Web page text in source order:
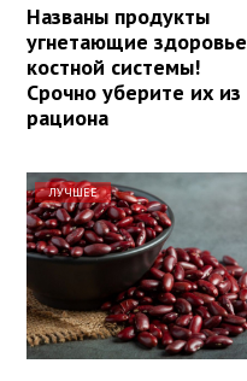
Названы продукты
угнетающие здоровье
костной системы!
Срочно уберите их из
рациона
ЛУЧШЕЕ